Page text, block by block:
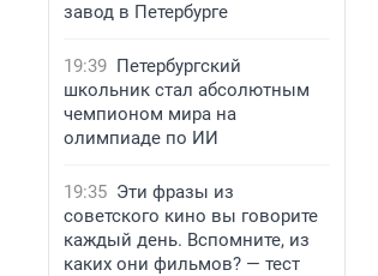
завод в Петербурге
19:39 Петербургский
школьник стал абсолютным
чемпионом мира на
олимпиаде по ИИ
19:35 Эти фразы из
советского кино вы говорите
каждый день. Вспомните, из
каких они фильмов? — тест